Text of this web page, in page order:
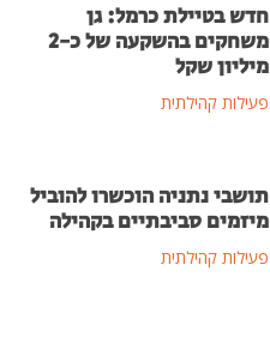
חדש בטיילת כרמל: גן
משחקים בהשקעה של כ-2
מיליון שקל
פעילות קהילתית
תושבי נתניה הוכשרו להוביל
מיזמים סביבתיים בקהילה
פעילות קהילתית